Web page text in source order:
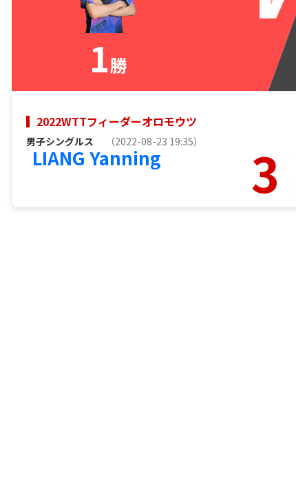
1勝
2022WTTフィーダーオロモウツ
男子シングルス （2022-08-23 19:35）
LIANG Yanning 3